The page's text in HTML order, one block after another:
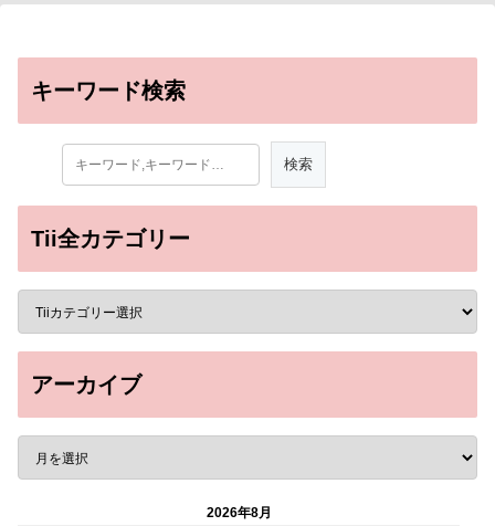
キーワード検索
Tii全カテゴリー
アーカイブ
2026年8月